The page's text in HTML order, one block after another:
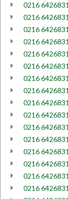
0216
0216
0216
0216
0216
0216
0216
0216
0216
0216
0216
0216
0216
0216
0216
0216